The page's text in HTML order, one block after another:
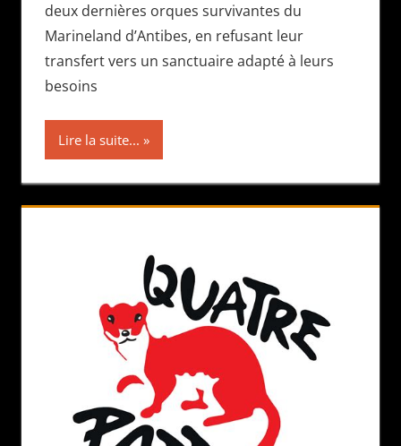
deux dernières orques survivantes du
Marineland d’Antibes, en refusant leur
transfert vers un sanctuaire adapté à leurs
besoins
Lire la suite...